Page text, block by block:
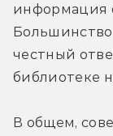
информация
Большинство
честный
библиотеке
В общем,